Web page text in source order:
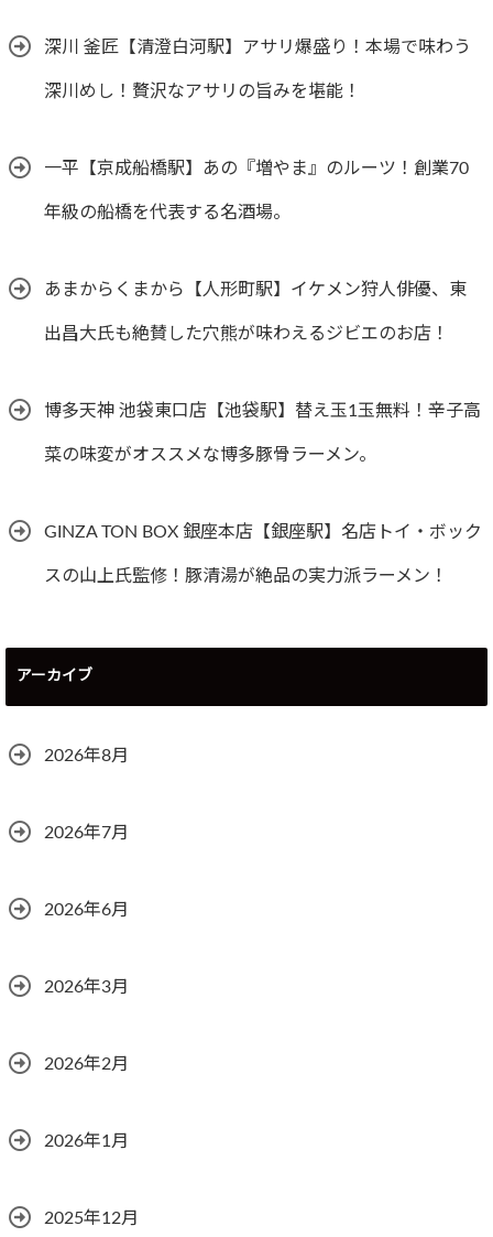
深川 釜匠【清澄白河駅】アサリ爆盛り！本場で味わう
深川めし！贅沢なアサリの旨みを堪能！
一平【京成船橋駅】あの『増やま』のルーツ！創業70
年級の船橋を代表する名酒場。
あまからくまから【人形町駅】イケメン狩人俳優、東
出昌大氏も絶賛した穴熊が味わえるジビエのお店！
博多天神 池袋東口店【池袋駅】替え玉1玉無料！辛子高
菜の味変がオススメな博多豚骨ラーメン。
GINZA TON BOX 銀座本店【銀座駅】名店トイ・ボック
スの山上氏監修！豚清湯が絶品の実力派ラーメン！
アーカイブ
2026年8月
2026年7月
2026年6月
2026年3月
2026年2月
2026年1月
2025年12月